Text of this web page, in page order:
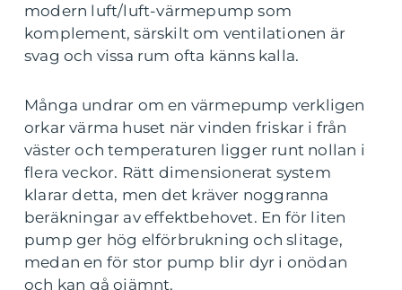
modern luft/luft-värmepump som
komplement, särskilt om ventilationen är
svag och vissa rum ofta känns kalla.
Många undrar om en värmepump verkligen
orkar värma huset när vinden friskar i från
väster och temperaturen ligger runt nollan i
flera veckor. Rätt dimensionerat system
klarar detta, men det kräver noggranna
beräkningar av effektbehovet. En för liten
pump ger hög elförbrukning och slitage,
medan en för stor pump blir dyr i onödan
och kan gå ojämnt.